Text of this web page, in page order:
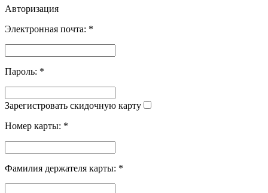
Авторизация
Электронная почта: *
Пароль: *
Зарегистровать скидочную карту
Номер карты: *
Фамилия держателя карты: *